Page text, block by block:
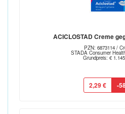
ACICLOSTAD Creme
PZN: 6873114 /
STADA Consumer
Grundpreis: €
2,29 € -